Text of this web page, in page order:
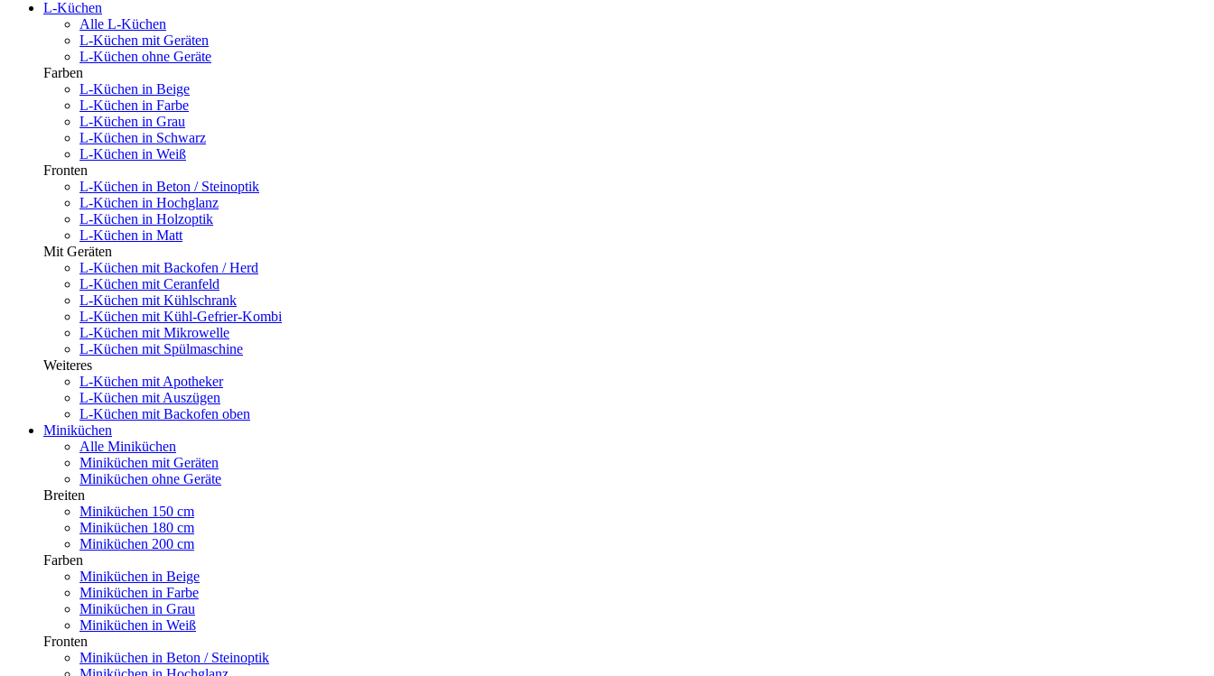
L-Küchen
Alle L-Küchen
L-Küchen mit Geräten
L-Küchen ohne Geräte
Farben
L-Küchen in Beige
L-Küchen in Farbe
L-Küchen in Grau
L-Küchen in Schwarz
L-Küchen in Weiß
Fronten
L-Küchen in Beton / Steinoptik
L-Küchen in Hochglanz
L-Küchen in Holzoptik
L-Küchen in Matt
Mit Geräten
L-Küchen mit Backofen / Herd
L-Küchen mit Ceranfeld
L-Küchen mit Kühlschrank
L-Küchen mit Kühl-Gefrier-Kombi
L-Küchen mit Mikrowelle
L-Küchen mit Spülmaschine
Weiteres
L-Küchen mit Apotheker
L-Küchen mit Auszügen
L-Küchen mit Backofen oben
Miniküchen
Alle Miniküchen
Miniküchen mit Geräten
Miniküchen ohne Geräte
Breiten
Miniküchen 150 cm
Miniküchen 180 cm
Miniküchen 200 cm
Farben
Miniküchen in Beige
Miniküchen in Farbe
Miniküchen in Grau
Miniküchen in Weiß
Fronten
Miniküchen in Beton / Steinoptik